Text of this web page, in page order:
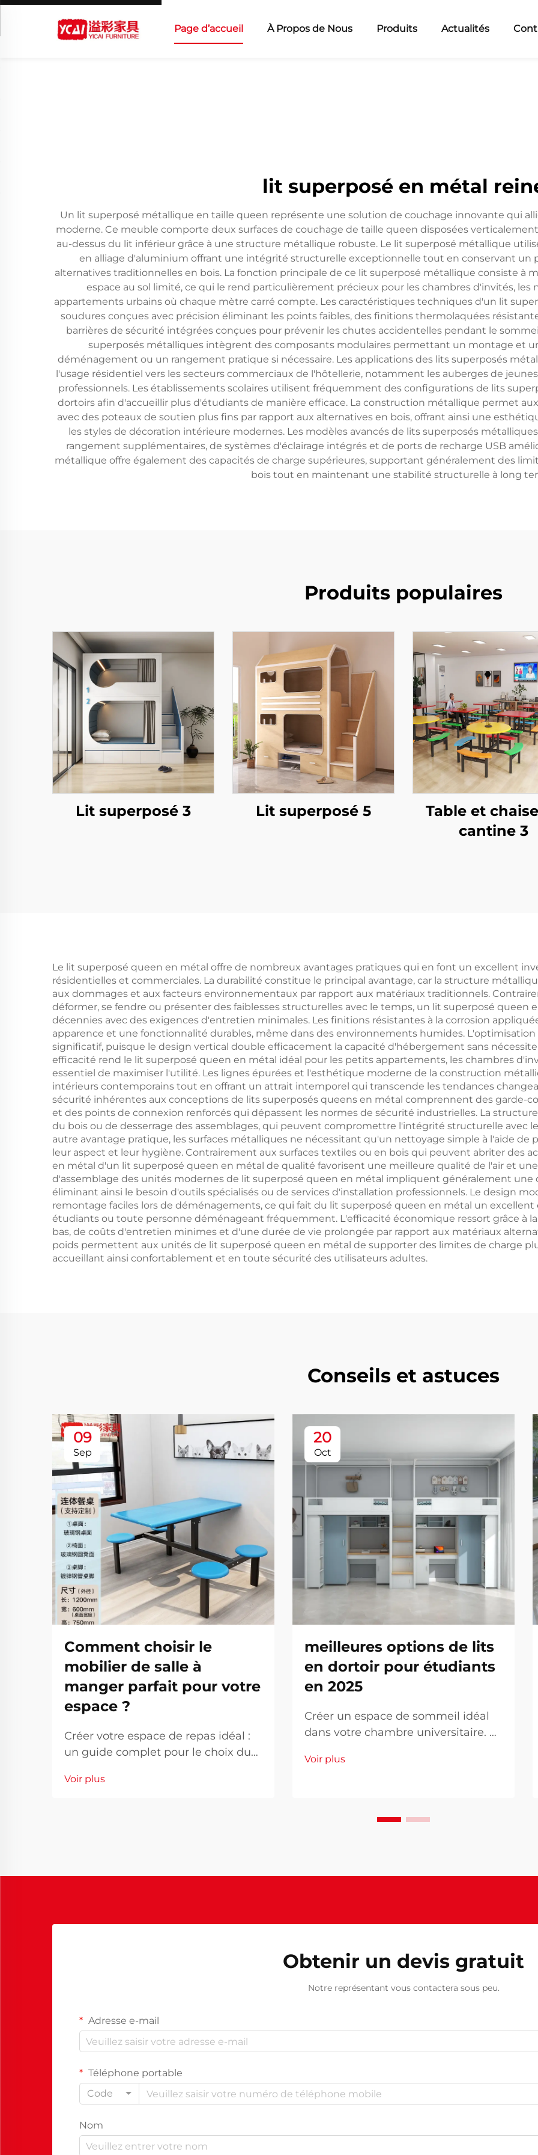
Page d’accueil À Propos de Nous Produits Actualités
lit superposé en métal
Un lit superposé métallique en taille queen représente une solution de couchage innovante qui
moderne. Ce meuble comporte deux surfaces de couchage de taille queen disposées
au-dessus du lit inférieur grâce à une structure métallique robuste. Le lit superposé métallique
en alliage d'aluminium offrant une intégrité structurelle exceptionnelle tout en conservant un
alternatives traditionnelles en bois. La fonction principale de ce lit superposé métallique consiste à
espace au sol limité, ce qui le rend particulièrement précieux pour les chambres d'invités, les
appartements urbains où chaque mètre carré compte. Les caractéristiques techniques d'un lit
soudures conçues avec précision éliminant les points faibles, des finitions thermolaquées
barrières de sécurité intégrées conçues pour prévenir les chutes accidentelles pendant le
superposés métalliques intègrent des composants modulaires permettant un montage et
déménagement ou un rangement pratique si nécessaire. Les applications des lits superposés
l'usage résidentiel vers les secteurs commerciaux de l'hôtellerie, notamment les auberges de
professionnels. Les établissements scolaires utilisent fréquemment des configurations de lits
dortoirs afin d'accueillir plus d'étudiants de manière efficace. La construction métallique permet
avec des poteaux de soutien plus fins par rapport aux alternatives en bois, offrant ainsi une
les styles de décoration intérieure modernes. Les modèles avancés de lits superposés
rangement supplémentaires, de systèmes d'éclairage intégrés et de ports de recharge USB
métallique offre également des capacités de charge supérieures, supportant généralement des
bois tout en maintenant une stabilité structurelle à long
Produits populaires
Lit superposé 3 Lit superposé 5
Table et
cantine 3
Le lit superposé queen en métal offre de nombreux avantages pratiques qui en font un excellent
résidentielles et commerciales. La durabilité constitue le principal avantage, car la structure
aux dommages et aux facteurs environnementaux par rapport aux matériaux traditionnels.
déformer, se fendre ou présenter des faiblesses structurelles avec le temps, un lit superposé
décennies avec des exigences d'entretien minimales. Les finitions résistantes à la corrosion
apparence et une fonctionnalité durables, même dans des environnements humides.
significatif, puisque le design vertical double efficacement la capacité d'hébergement sans
efficacité rend le lit superposé queen en métal idéal pour les petits appartements, les chambres
essentiel de maximiser l'utilité. Les lignes épurées et l'esthétique moderne de la construction
intérieurs contemporains tout en offrant un attrait intemporel qui transcende les tendances
sécurité inhérentes aux conceptions de lits superposés queens en métal comprennent des garde-
et des points de connexion renforcés qui dépassent les normes de sécurité industrielles. La
du bois ou de desserrage des assemblages, qui peuvent compromettre l'intégrité structurelle avec
autre avantage pratique, les surfaces métalliques ne nécessitant qu'un nettoyage simple à l'aide de
leur aspect et leur hygiène. Contrairement aux surfaces textiles ou en bois qui peuvent abriter des
en métal d'un lit superposé queen en métal de qualité favorisent une meilleure qualité de l'air et
d'assemblage des unités modernes de lit superposé queen en métal impliquent généralement
éliminant ainsi le besoin d'outils spécialisés ou de services d'installation professionnels. Le design
remontage faciles lors de déménagements, ce qui fait du lit superposé queen en métal un excellent
étudiants ou toute personne déménageant fréquemment. L'efficacité économique ressort grâce à
bas, de coûts d'entretien minimes et d'une durée de vie prolongée par rapport aux matériaux
poids permettent aux unités de lit superposé queen en métal de supporter des limites de charge
accueillant ainsi confortablement et en toute sécurité des utilisateurs adultes.
Conseils et astuces
09
Sep
Comment choisir le
mobilier de salle à
manger parfait pour votre
espace ?
Créer votre espace de repas idéal :
un guide complet pour le choix du
maison se trouve dans sa salle à
Voir plus
20
Oct
meilleures options de lits
en dortoir pour étudiants
en 2025
Créer un espace de sommeil idéal
dans votre chambre universitaire. Le
implique de nombreux
Voir plus
Obtenir un devis gratuit
Notre représentant vous contactera sous peu.
Adresse e-mail
Téléphone portable
Code
Nom